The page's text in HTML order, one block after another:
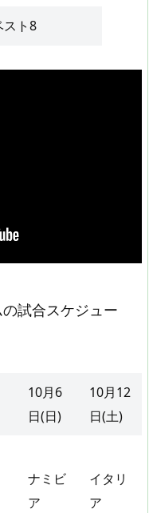
スト8
試合スケジュー
10月6
日(日)
10月12
日(土)
ナミビ
ア
イタリ
ア